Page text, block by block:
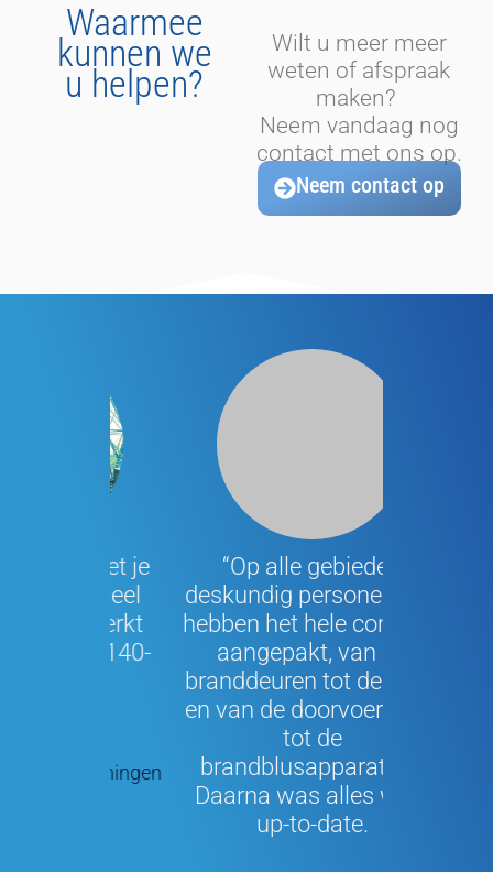
Waarmee
kunnen we
u helpen?
Wilt u meer meer
weten of afspraak
maken?
Neem vandaag nog
contact met ons op.
Neem contact op
“Op alle gebieden
deskundig personeel” Ze
hebben het hele complex
aangepakt, van de
branddeuren tot de liften
en van de doorvoeringen
brandblusapparatuur.
Daarna was alles weer
up-to-date.